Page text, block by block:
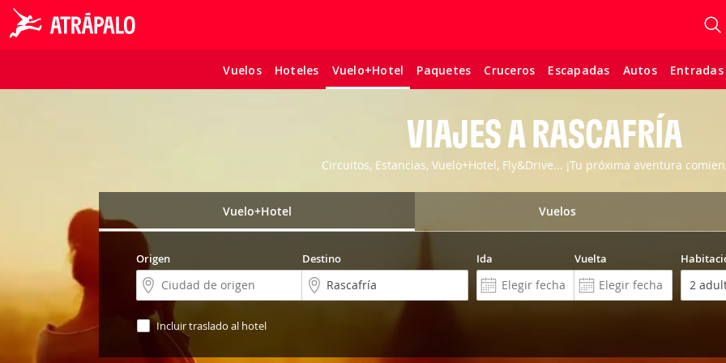
Vuelos Hoteles Vuelo+Hotel Paquetes Cruceros Escapadas Autos Entradas
VIAJES A RASCAFRÍA
Circuitos, Estancias, Vuelo+Hotel, Fly&Drive... ¡Tu próxima aventura
Vuelo+Hotel Vuelos
Origen Destino Ida Vuelta
Incluir traslado al hotel